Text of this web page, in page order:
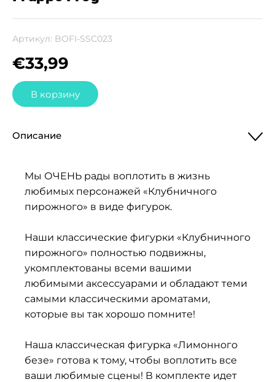
Артикул: BOFI-SSC023
€33,99
В корзину
Описание
Мы ОЧЕНЬ рады воплотить в жизнь
любимых персонажей «Клубничного
пирожного» в виде фигурок.
Наши классические фигурки «Клубничного
пирожного» полностью подвижны,
укомплектованы всеми вашими
любимыми аксессуарами и обладают теми
самыми классическими ароматами,
которые вы так хорошо помните!
Наша классическая фигурка «Лимонного
безе» готова к тому, чтобы воплотить все
ваши любимые сцены! В комплекте идет